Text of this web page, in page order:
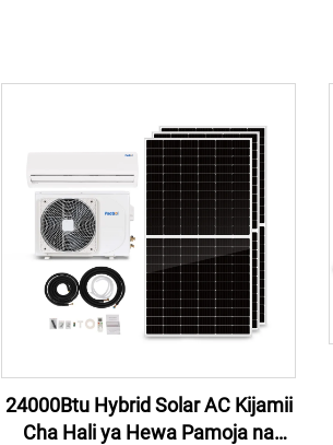
24000Btu Hybrid Solar AC Kijamii
Cha Hali ya Hewa Pamoja na